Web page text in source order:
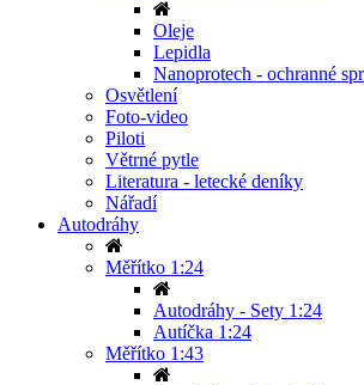
Oleje
Lepidla
Nanoprotech - ochranné
Osvětlení
Foto-video
Piloti
Větrné pytle
Literatura - letecké deníky
Nářadí
Autodráhy
Měřítko 1:24
Autodráhy - Sety 1:24
Autíčka 1:24
Měřítko 1:43